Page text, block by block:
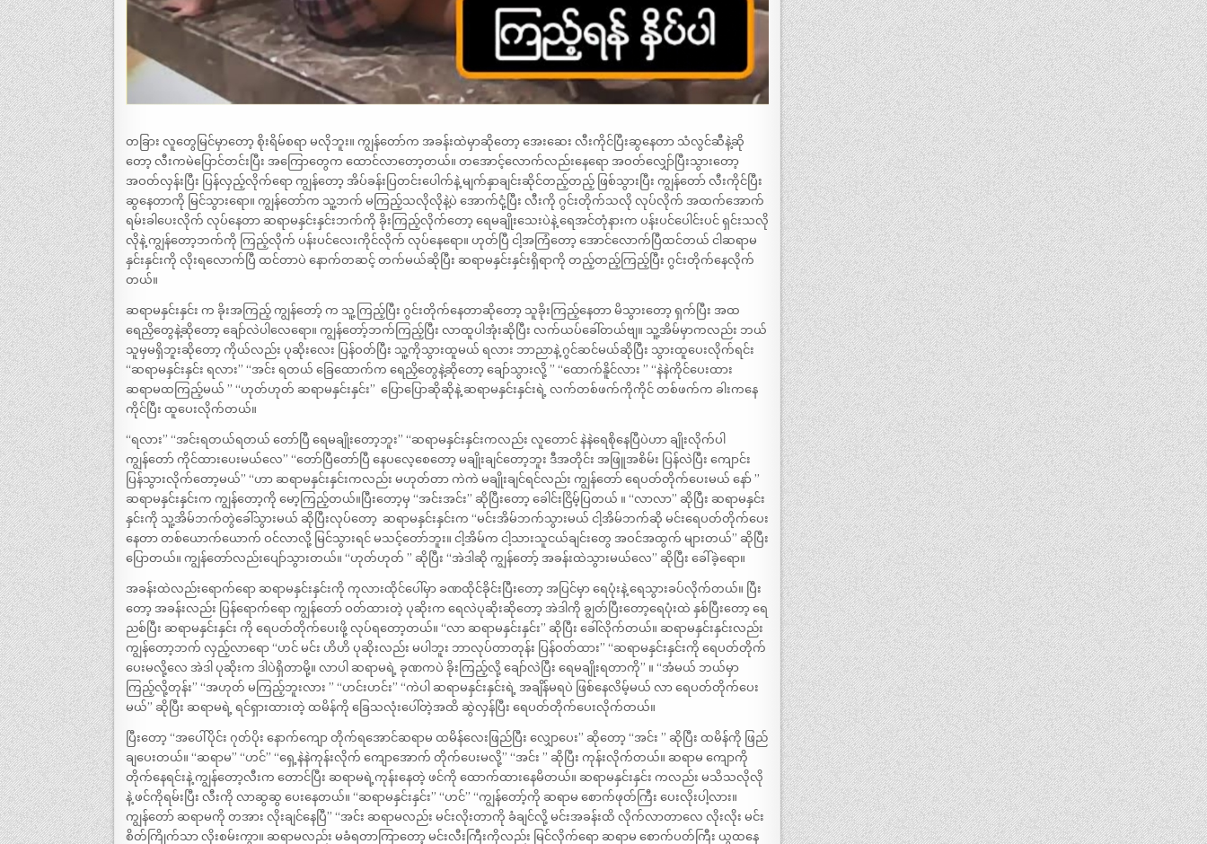
တခြား လူတွေမြင်မှာတော့ စိုးရိမ်စရာ မလိုဘူး။ ကျွန်တော်က အခန်းထဲမှာဆိုတော့ အေးဆေး လီးကိုင်ပြီးဆွနေတာ သံလွင်ဆီနဲ့ဆို
တော့ လီးကမဲပြောင်တင်းပြီး အကြောတွေက ထောင်လာတော့တယ်။ တအောင့်လောက်လည်းနေရော အဝတ်လျှော်ပြီးသွားတော့
အဝတ်လှန်းပြီး ပြန်လှည့်လိုက်ရော ကျွန်တော့ အိပ်ခန်းပြတင်းပေါက်နဲ့ မျက်နှာချင်းဆိုင်တည့်တည့် ဖြစ်သွားပြီး ကျွန်တော် လီးကိုင်ပြီး
ဆွနေတာကို မြင်သွားရော။ ကျွန်တော်က သူ့ဘက် မကြည့်သလိုလိုနဲ့ပဲ အောက်ငုံ့ပြီး လီးကို ဂွင်းတိုက်သလို လုပ်လိုက် အထက်အောက်
ရမ်းခါပေးလိုက် လုပ်နေတာ ဆရာမနှင်းနှင်းဘက်ကို ခိုးကြည့်လိုက်တော့ ရေမချိုးသေးပဲနဲ့ ရေအင်တုံနားက ပန်းပင်ပေါင်းပင် ရှင်းသလို
လိုနဲ့ ကျွန်တော့ဘက်ကို ကြည့်လိုက် ပန်းပင်လေးကိုင်လိုက် လုပ်နေရော။ ဟုတ်ပြီ ငါ့အကြံတော့ အောင်လောက်ပြီထင်တယ် ငါဆရာမ
နှင်းနှင်းကို လိုးရလောက်ပြီ ထင်တာပဲ နောက်တဆင့် တက်မယ်ဆိုပြီး ဆရာမနှင်းနှင်းရှိရာကို တည့်တည့်ကြည့်ပြီး ဂွင်းတိုက်နေလိုက်
တယ်။
ဆရာမနှင်းနှင်း က ခိုးအကြည့် ကျွန်တော့် က သူ့ကြည့်ပြီး ဂွင်းတိုက်နေတာဆိုတော့ သူခိုးကြည့်နေတာ မိသွားတော့ ရှက်ပြီး အထ
ရေညှိတွေနဲ့ဆိုတော့ ချော်လဲပါလေရော။ ကျွန်တော့်ဘက်ကြည့်ပြီး လာထူပါအုံးဆိုပြီး လက်ယပ်ခေါ်တယ်ဗျ။ သူ့အိမ်မှာကလည်း ဘယ်
သူမှမရှိဘူးဆိုတော့ ကိုယ်လည်း ပုဆိုးလေး ပြန်ဝတ်ပြီး သူ့ကိုသွားထူမယ် ရလား ဘာညာနဲ့ ဂွင်ဆင်မယ်ဆိုပြီး သွားထူပေးလိုက်ရင်း
“‌ဆရာမနှင်းနှင်း ရလား” “‌အင်း ရတယ် ခြေထောက်က ရေညှိတွေနဲ့ဆိုတော့ ချော်သွားလို့ ” “‌ထောက်နိူင်လား ” “‌နဲနဲကိုင်ပေးထား
ဆရာမထကြည့်မယ် ” “‌ဟုတ်ဟုတ် ဆရာမနှင်းနှင်း” ‌ ပြောပြောဆိုဆိုနဲ့ ဆရာမနှင်းနှင်းရဲ့ လက်တစ်ဖက်ကိုကိုင် တစ်ဖက်က ခါးကနေ
ကိုင်ပြီး ထူပေးလိုက်တယ်။
“ရလား” “‌အင်းရတယ်ရတယ် တော်ပြီ ရေမချိုးတော့ဘူး” “‌ဆရာမနှင်းနှင်းကလည်း လူတောင် နဲနဲရေစိုနေပြီပဲဟာ ချိုးလိုက်ပါ
ကျွန်တော် ကိုင်ထားပေးမယ်လေ” “‌တော်ပြီတော်ပြီ နေပလေ့စေတော့ မချိုးချင်တော့ဘူး ဒီအတိုင်း အဖြူအစိမ်း ပြန်လဲပြီး ကျောင်း
ပြန်သွားလိုက်တော့မယ်” “‌ဟာ ဆရာမနှင်းနှင်းကလည်း မဟုတ်တာ ကဲကဲ မချိုးချင်ရင်လည်း ကျွန်တော် ရေပတ်တိုက်ပေးမယ် နော် ”
ဆရာမနှင်းနှင်းက ကျွန်တော့ကို မော့ကြည့်တယ်။ပြီးတော့မှ “အင်းအင်း” ဆိုပြီးတော့ ခေါင်းငြိမ့်ပြတယ် ။ “‌လာလာ” ဆိုပြီး ဆရာမနှင်း
နှင်းကို သူ့အိမ်ဘက်တွဲခေါ်သွားမယ် ဆိုပြီးလုပ်တော့ ‌ ဆရာမနှင်းနှင်းက “မင်းအိမ်ဘက်သွားမယ် ငါ့အိမ်ဘက်ဆို မင်းရေပတ်တိုက်ပေး
နေတာ တစ်ယောက်ယောက် ဝင်လာလို့ မြင်သွားရင် မသင့်တော်ဘူး။ ငါ့အိမ်က ငါ့သားသူငယ်ချင်းတွေ အဝင်အထွက် များတယ်” ဆိုပြီး
ပြောတယ်။ ကျွန်တော်လည်းပျော်သွားတယ်။ “ဟုတ်ဟုတ် ” ဆိုပြီး “အဲဒါဆို ကျွန်တော့် အခန်းထဲသွားမယ်လေ” ဆိုပြီး ခေါ်ခဲ့ရော။
အခန်းထဲလည်းရောက်ရော ဆရာမနှင်းနှင်းကို ကုလားထိုင်ပေါ်မှာ ခဏထိုင်ခိုင်းပြီးတော့ အပြင်မှာ ရေပုံးနဲ့ ရေသွားခပ်လိုက်တယ်။ ပြီး
တော့ အခန်းလည်း ပြန်ရောက်ရော ကျွန်တော် ဝတ်ထားတဲ့ ပုဆိုးက ရေလဲပုဆိုးဆိုတော့ အဲဒါကို ချွတ်ပြီးတော့ရေပုံးထဲ နှစ်ပြီးတော့ ရေ
ညစ်ပြီး ဆရာမနှင်းနှင်း ကို ရေပတ်တိုက်ပေးဖို့ လုပ်ရတော့တယ်။ “‌လာ ဆရာမနှင်းနှင်း” ဆိုပြီး ခေါ်လိုက်တယ်။ ဆရာမနှင်းနှင်းလည်း
ကျွန်တော့ဘက် လှည့်လာရော “‌ဟင် မင်း ဟိဟိ ပုဆိုးလည်း မပါဘူး ဘာလုပ်တာတုန်း ပြန်ဝတ်ထား” “‌ဆရာမနှင်းနှင်းကို ရေပတ်တိုက်
ပေးမလို့လေ အဲဒါ ပုဆိုးက ဒါပဲရှိတာမို့။ လာပါ ဆရာမရဲ့ ခုဏကပဲ ခိုးကြည့်လို့ ချော်လဲပြီး ရေမချိုးရတာကို” ။ “‌အံမယ် ဘယ်မှာ
ကြည့်လို့တုန်း” “‌အဟုတ် မကြည့်ဘူးလား ” “‌ဟင်းဟင်း” “‌ကဲပါ ဆရာမနှင်းနှင်းရဲ့ အချိန်မရပဲ ဖြစ်နေလိမ့်မယ် လာ ရေပတ်တိုက်ပေး
မယ်” ဆိုပြီး ဆရာမရဲ့ ရင်ရှားထားတဲ့ ထမိန်ကို ခြေသလုံးပေါ်တဲ့အထိ ဆွဲလှန်ပြီး ရေပတ်တိုက်ပေးလိုက်တယ်။
ပြီးတော့ “အပေါ်ပိုင်း ဂုတ်ပိုး နောက်ကျော တိုက်ရအောင်ဆရာမ ထမိန်လေးဖြည်ပြီး လျှောပေး” ဆိုတော့ “အင်း ” ဆိုပြီး ထမိန်ကို ဖြည်
ချပေးတယ်။ “ဆရာမ” “‌ဟင်” “‌ရှေ့နဲနဲကုန်းလိုက် ကျောအောက် တိုက်ပေးမလို့” “‌အင်း ” ဆိုပြီး ကုန်းလိုက်တယ်။ ဆရာမ ကျောကို
တိုက်နေရင်းနဲ့ ကျွန်တော့လီးက တောင်ပြီး ဆရာမရဲ့ကုန်းနေတဲ့ ဖင်ကို ထောက်ထားနေမိတယ်။ ဆရာမနှင်းနှင်း ကလည်း မသိသလိုလို
နဲ့ ဖင်ကိုရမ်းပြီး လီးကို လာဆွဆွ ပေးနေတယ်။ “‌ဆရာမနှင်းနှင်း” “‌ဟင်” “‌ကျွန်တော့်ကို ဆရာမ စောက်ဖုတ်ကြီး ပေးလိုးပါ့လား။
ကျွန်တော် ဆရာမကို တအား လိုးချင်နေပြီ” “‌အင်း ဆရာမလည်း မင်းလိုးတာကို ခံချင်လို့ မင်းအခန်းထိ လိုက်လာတာလေ လိုးလိုး မင်း
စိတ်ကြိုက်သာ လိုးစမ်းကွာ။ ဆရာမလည်း မခံရတာကြာတော့ မင်းလီးကြီးကိုလည်း မြင်လိုက်ရော ဆရာမ စောက်ပတ်ကြီး ယွထနေ